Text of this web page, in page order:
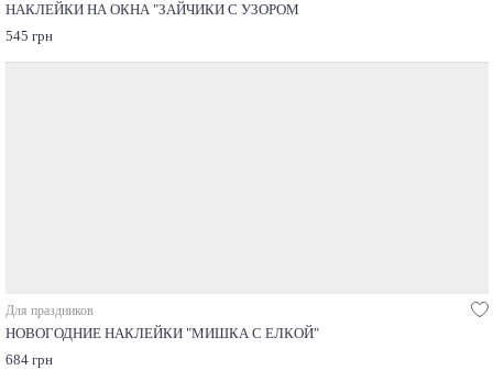
НАКЛЕЙКИ НА ОКНА "ЗАЙЧИКИ С УЗОРОМ
545 грн
Для праздников
НОВОГОДНИЕ НАКЛЕЙКИ "МИШКА С ЕЛКОЙ"
684 грн